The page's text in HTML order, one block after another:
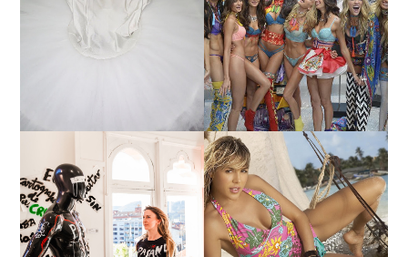
TUTORIAL PARA HACER
UN TUTÚ DE BALLET DE
PLATO CON ARO.
¿QUIERES SABER LA
EDAD Y ALTURA DE LAS
MODELOS VICTORIA'S
SECRET 2017?
MARGA GONZÁLEZ Y
ELIA FERNÁNDEZ
DIALOGAN EN ESPACIO
DEL ANONIMATO, LA
CASA ROSA DE OVIEDO
LA ALTURA DE LAS
MODELOS MAS
BAJITAS